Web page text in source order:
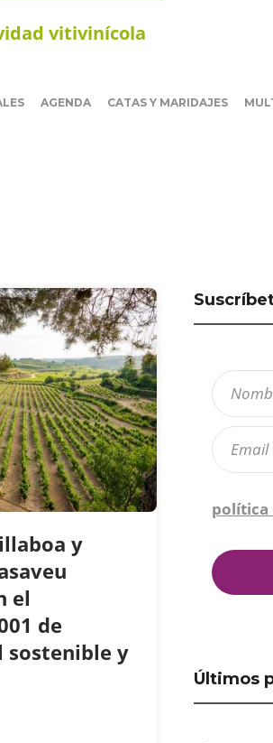
vitivinícola
AGENDA CATAS Y MARIDAJES
y
el
de
sostenible y
política
Últimos